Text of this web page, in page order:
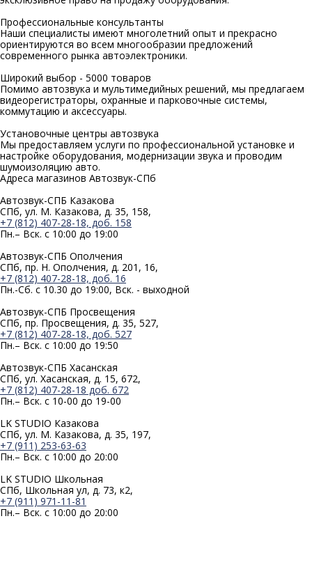
Профессиональные консультанты
Наши специалисты имеют многолетний опыт и прекрасно
ориентируются во всем многообразии предложений
современного рынка автоэлектроники.
Широкий выбор - 5000 товаров
Помимо автозвука и мультимедийных решений, мы предлагаем
видеорегистраторы, охранные и парковочные системы,
коммутацию и аксессуары.
Установочные центры автозвука
Мы предоставляем услуги по профессиональной установке и
настройке оборудования, модернизации звука и проводим
шумоизоляцию авто.
Адреса магазинов Автозвук-СПб
Автозвук-СПБ Казакова
СПб, ул. М. Казакова, д. 35, 158,
+7 (812) 407-28-18, доб. 158
Пн.– Вск. с 10:00 до 19:00
Автозвук-СПБ Ополчения
СПб, пр. Н. Ополчения, д. 201, 16,
+7 (812) 407-28-18, доб. 16
Пн.-Сб. с 10.30 до 19:00, Вск. - выходной
Автозвук-СПБ Просвещения
СПб, пр. Просвещения, д. 35, 527,
+7 (812) 407-28-18, доб. 527
Пн.– Вск. с 10:00 до 19:50
Автозвук-СПБ Хасанская
СПб, ул. Хасанская, д. 15, 672,
+7 (812) 407-28-18 доб. 672
Пн.– Вск. с 10-00 до 19-00
LK STUDIO Казакова
СПб, ул. М. Казакова, д. 35, 197,
+7 (911) 253-63-63
Пн.– Вск. с 10:00 до 20:00
LK STUDIO Школьная
СПб, Школьная ул, д. 73, к2,
+7 (911) 971-11-81
Пн.– Вск. с 10:00 до 20:00